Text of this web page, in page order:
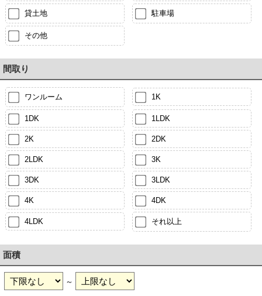
貸土地 駐車場
その他
間取り
ワンルーム 1K
1DK 1LDK
2K 2DK
2LDK 3K
3DK 3LDK
4K 4DK
4LDK それ以上
面積
～